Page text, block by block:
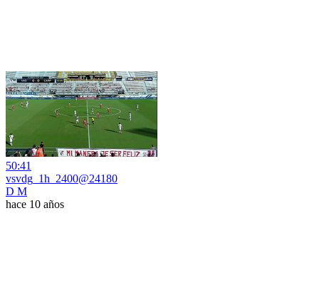
50:41
vsvdg_1h_2400@24180
D M
hace 10 años